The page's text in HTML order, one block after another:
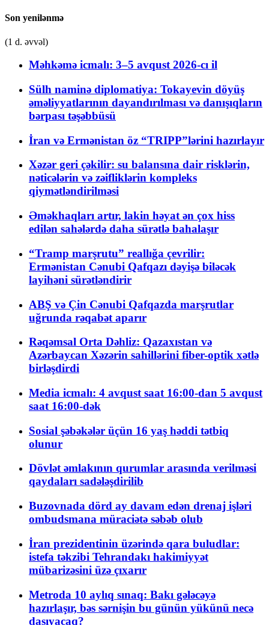
Son yenilənmə
(1 d. əvvəl)
Məhkəmə icmalı: 3–5 avqust 2026-cı il
Sülh naminə diplomatiya: Tokayevin döyüş
əməliyyatlarının dayandırılması və danışıqların
bərpası təşəbbüsü
İran və Ermənistan öz “TRIPP”lərini hazırlayır
Xəzər geri çəkilir: su balansına dair risklərin,
nəticələrin və zəifliklərin kompleks
qiymətləndirilməsi
Əməkhaqları artır, lakin həyat ən çox hiss
edilən sahələrdə daha sürətlə bahalaşır
“Tramp marşrutu” reallığa çevrilir:
Ermənistan Cənubi Qafqazı dəyişə biləcək
layihəni sürətləndirir
ABŞ və Çin Cənubi Qafqazda marşrutlar
uğrunda rəqabət aparır
Rəqəmsal Orta Dəhliz: Qazaxıstan və
Azərbaycan Xəzərin sahillərini fiber-optik xətlə
birləşdirdi
Media icmalı: 4 avqust saat 16:00-dan 5 avqust
saat 16:00-dək
Sosial şəbəkələr üçün 16 yaş həddi tətbiq
olunur
Dövlət əmlakının qurumlar arasında verilməsi
qaydaları sadələşdirilib
Buzovnada dörd ay davam edən drenaj işləri
ombudsmana müraciətə səbəb olub
İran prezidentinin üzərində qara buludlar:
istefa təkzibi Tehrandakı hakimiyyət
mübarizəsini üzə çıxarır
Metroda 10 aylıq sınaq: Bakı gələcəyə
hazırlaşır, bəs sərnişin bu günün yükünü necə
daşıyacaq?